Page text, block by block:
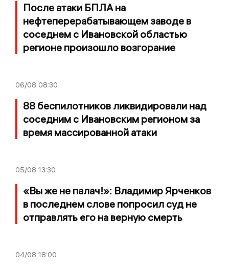
После атаки БПЛА на
нефтеперерабатывающем заводе в
соседнем с Ивановской областью
регионе произошло возгорание
06/08 08:30
88 беспилотников ликвидировали над
соседним с Ивановским регионом за
время массированной атаки
05/08 13:30
«Вы же не палач!»: Владимир Ярченков
в последнем слове попросил суд не
отправлять его на верную смерть
04/08 18:00